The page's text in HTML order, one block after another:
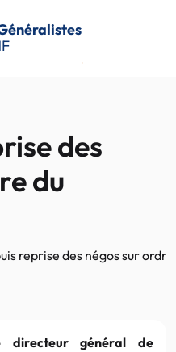
des
du
reprise des négos sur
directeur général de